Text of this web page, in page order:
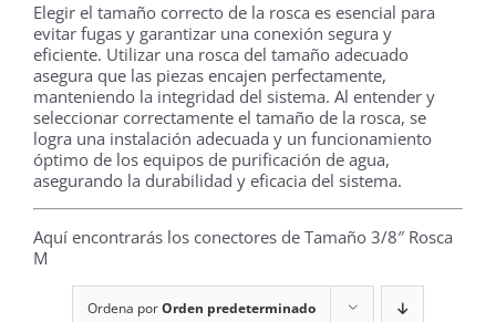
Elegir el tamaño correcto de la rosca es esencial para
evitar fugas y garantizar una conexión segura y
eficiente. Utilizar una rosca del tamaño adecuado
asegura que las piezas encajen perfectamente,
manteniendo la integridad del sistema. Al entender y
seleccionar correctamente el tamaño de la rosca, se
logra una instalación adecuada y un funcionamiento
óptimo de los equipos de purificación de agua,
asegurando la durabilidad y eficacia del sistema.
Aquí encontrarás los conectores de Tamaño 3/8″ Rosca
M
Ordena porOrden predeterminado